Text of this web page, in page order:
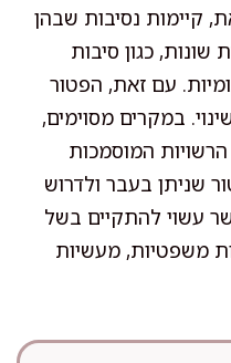
1986. עם זאת, קיימות נסיבות שבהן
שונות, כגון סיבות
עם זאת, הפטור
במקרים מסוימים,
המוסמכות
שניתן בעבר ולדרוש
עשוי להתקיים בשל
משפטיות, מעשיות